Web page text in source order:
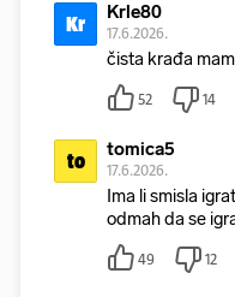
Kr Krle80
17.6.2026.
čista krađa
52 14
to tomica5
17.6.2026.
Ima li smisla
odmah da se
49 12